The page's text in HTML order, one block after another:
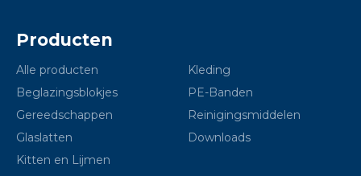
Producten
Alle producten
Beglazingsblokjes
Gereedschappen
Glaslatten
Kitten en Lijmen
Kleding
PE-Banden
Reinigingsmiddelen
Downloads